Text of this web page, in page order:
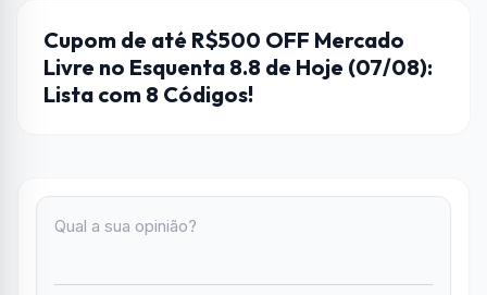
CUPONS DE DESCONTO
Cupom de até R$500 OFF Mercado
Livre no Esquenta 8.8 de Hoje (07/08):
Lista com 8 Códigos!